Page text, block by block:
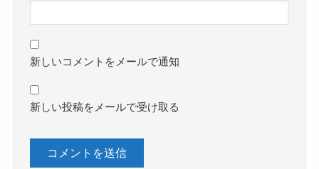
新しいコメントをメールで通知
新しい投稿をメールで受け取る